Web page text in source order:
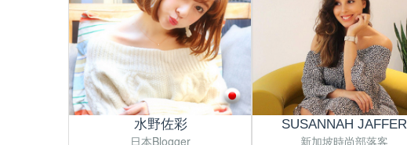
水野佐彩
日本Blogger
SUSANNAH JAFFER
新加坡時尚部落客